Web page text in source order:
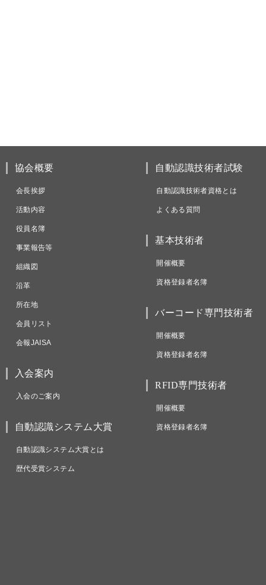
協会概要
会長挨拶
活動内容
役員名簿
事業報告等
組織図
沿革
所在地
会員リスト
会報JAISA
入会案内
入会のご案内
自動認識システム大賞
自動認識システム大賞とは
歴代受賞システム
自動認識技術者試験
自動認識技術者資格とは
よくある質問
基本技術者
開催概要
資格登録者名簿
バーコード専門技術者
開催概要
資格登録者名簿
RFID専門技術者
開催概要
資格登録者名簿